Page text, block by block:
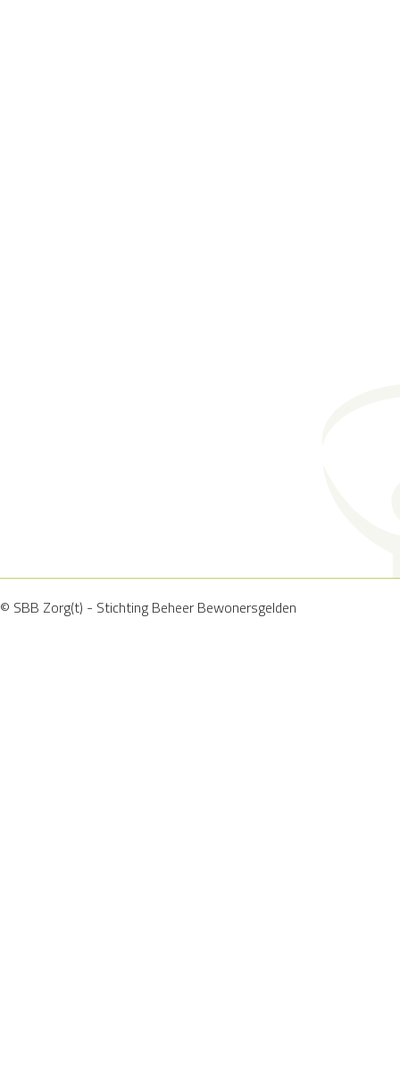
© SBB Zorg(t) - Stichting Beheer Bewonersgelden